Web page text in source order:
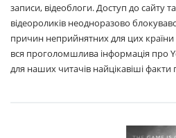
записи, відеоблоги. Доступ до сайту
відеороликів неодноразово
причин неприйнятних для цих країни
вся проголомшлива інформація про
для наших читачів найцікавіші факти